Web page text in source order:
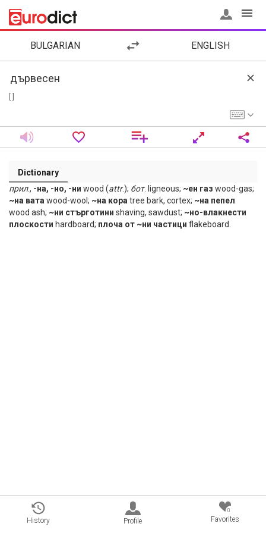
BULGARIAN ENGLISH
Dictionary
прил., -на, -но, -ни wood (attr.); бот. ligneous; ~ен газ wood-gas;
~на вата wood-wool; ~на кора tree bark, cortex; ~на пепел
wood ash; ~ни стърготини shaving, sawdust; ~но-влакнести
плоскости hardboard; плоча от ~ни частици flakeboard.
History Profile
0
Favorites